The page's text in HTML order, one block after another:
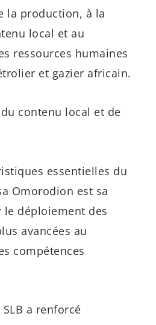
la production, à la
local et au
ressources humaines
et gazier africain.
contenu local et de
essentielles du
Omorodion est sa
le déploiement des
avancées au
compétences
a renforcé